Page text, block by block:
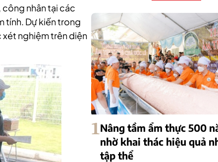
nhân tại các
tính. Dự kiến trong
xét nghiệm trên diện
1Nâng tầm ẩm thực 500
nhờ khai thác hiệu quả
tập thể